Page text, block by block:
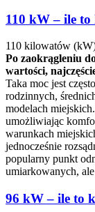
110 kW – ile to
110 kilowatów
Po zaokrągleniu
wartości,
Taka moc jest
rodzinnych,
modelach
umożliwiając
warunkach
jednocześnie
popularny punkt
umiarkowanych,
96 kW – ile to